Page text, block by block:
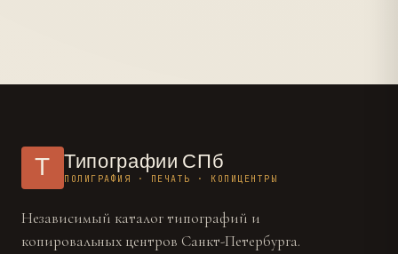
Т Типографии СПб
ПОЛИГРАФИЯ · ПЕЧАТЬ · КОПИЦЕНТРЫ
Независимый каталог типографий и
копировальных центров Санкт-Петербурга.